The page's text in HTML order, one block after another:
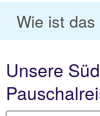
Wie ist
Unsere